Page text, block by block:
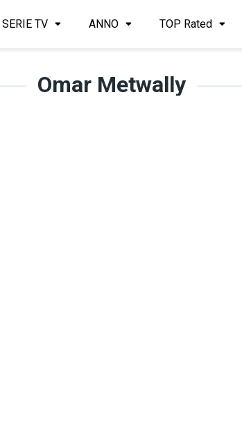
SERIE TV ANNO TOP Rated
Omar Metwally